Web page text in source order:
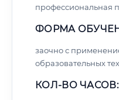
профессиональная
ФОРМА
заочно с
образовательных
КОЛ-ВО ЧАСОВ: